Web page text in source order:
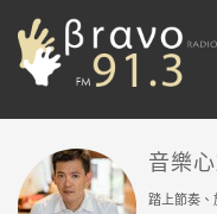
音樂
踏上節奏